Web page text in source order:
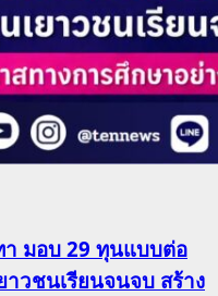
มอบ 29 ทุนแบบต่อ
วชนเรียนจนจบ สร้าง